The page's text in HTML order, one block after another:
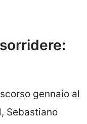
gennaio al
Sebastiano